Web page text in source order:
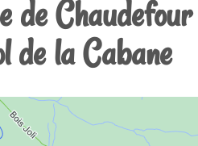
de Chaudefour
de la Cabane